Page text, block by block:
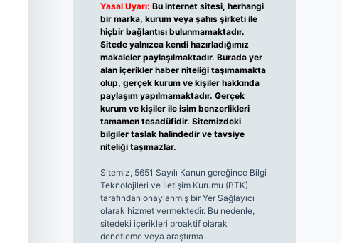
Yasal Uyarı: Bu internet sitesi, herhangi
bir marka, kurum veya şahıs şirketi ile
hiçbir bağlantısı bulunmamaktadır.
Sitede yalnızca kendi hazırladığımız
makaleler paylaşılmaktadır. Burada yer
alan içerikler haber niteliği taşımamakta
olup, gerçek kurum ve kişiler hakkında
paylaşım yapılmamaktadır. Gerçek
kurum ve kişiler ile isim benzerlikleri
tamamen tesadüfidir. Sitemizdeki
bilgiler taslak halindedir ve tavsiye
niteliği taşımazlar.
Sitemiz, 5651 Sayılı Kanun gereğince Bilgi
Teknolojileri ve İletişim Kurumu (BTK)
tarafından onaylanmış bir Yer Sağlayıcı
olarak hizmet vermektedir. Bu nedenle,
sitedeki içerikleri proaktif olarak
denetleme veya araştırma